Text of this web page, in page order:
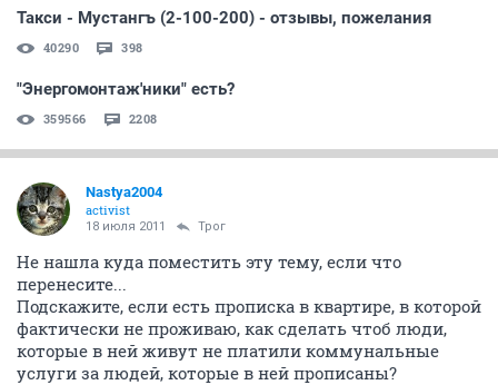
Такси - Мустангъ (2-100-200) - отзывы, пожелания
40290 398
"Энергомонтаж'ники" есть?
359566 2208
Nastya2004
activist
18 июля 2011 Трог
Не нашла куда поместить эту тему, если что
перенесите...
Подскажите, если есть прописка в квартире, в которой
фактически не проживаю, как сделать чтоб люди,
которые в ней живут не платили коммунальные
услуги за людей, которые в ней прописаны?